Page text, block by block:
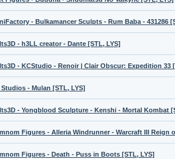
- Bulkamancer Sculpts - Rum Baba - 431286
- h3LL creator - Dante [STL, LYS]
- KCStudio - Renoir | Clair Obscur: Expedition 33
- Mulan [STL, LYS]
- Yongblood Sculpture - Kenshi - Mortal Kombat
Figures - Alleria Windrunner - Warcraft III Reign
Figures - Death - Puss in Boots [STL, LYS]